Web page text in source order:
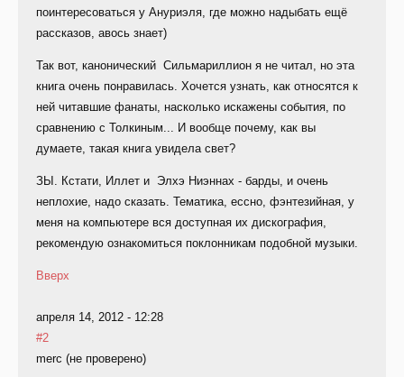
поинтересоваться у Ануриэля, где можно надыбать ещё
рассказов, авось знает)
Так вот, канонический Сильмариллион я не читал, но эта
книга очень понравилась. Хочется узнать, как относятся к
ней читавшие фанаты, насколько искажены события, по
сравнению с Толкиным... И вообще почему, как вы
думаете, такая книга увидела свет?
ЗЫ. Кстати, Иллет и Элхэ Ниэннах - барды, и очень
неплохие, надо сказать. Тематика, ессно, фэнтезийная, у
меня на компьютере вся доступная их дискография,
рекомендую ознакомиться поклонникам подобной музыки.
Вверх
апреля 14, 2012 - 12:28
#2
merc (не проверено)